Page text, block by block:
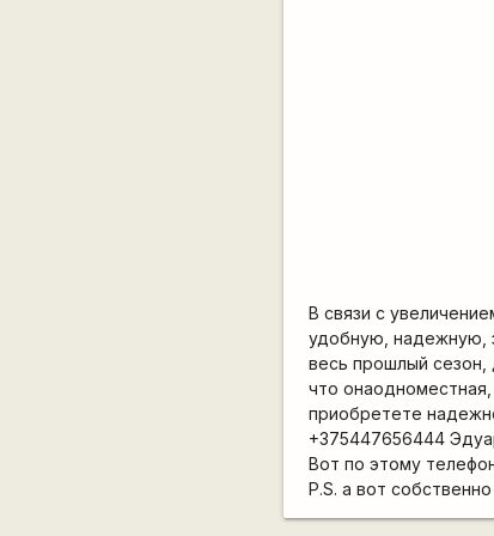
В связи с
удобную, надежную,
весь прошлый сезон,
что
приобретете
+375447656444
Вот по этому
P.S. а вот